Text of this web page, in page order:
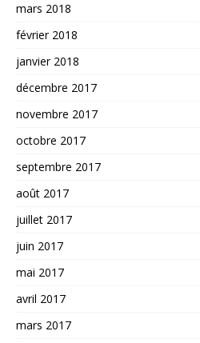
mars 2018
février 2018
janvier 2018
décembre 2017
novembre 2017
octobre 2017
septembre 2017
août 2017
juillet 2017
juin 2017
mai 2017
avril 2017
mars 2017